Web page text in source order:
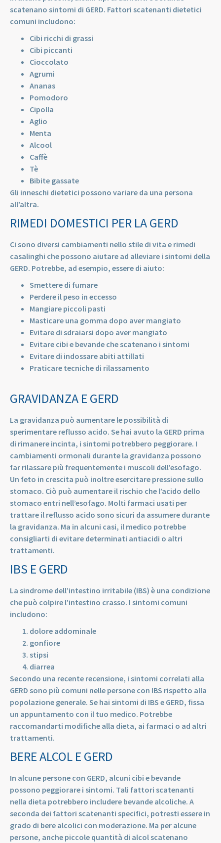
scatenano sintomi di GERD. Fattori scatenanti dietetici
comuni includono:
Cibi ricchi di grassi
Cibi piccanti
Cioccolato
Agrumi
Ananas
Pomodoro
Cipolla
Aglio
Menta
Alcool
Caffè
Tè
Bibite gassate
Gli inneschi dietetici possono variare da una persona
all’altra.
RIMEDI DOMESTICI PER LA GERD
Ci sono diversi cambiamenti nello stile di vita e rimedi
casalinghi che possono aiutare ad alleviare i sintomi della
GERD. Potrebbe, ad esempio, essere di aiuto:
Smettere di fumare
Perdere il peso in eccesso
Mangiare piccoli pasti
Masticare una gomma dopo aver mangiato
Evitare di sdraiarsi dopo aver mangiato
Evitare cibi e bevande che scatenano i sintomi
Evitare di indossare abiti attillati
Praticare tecniche di rilassamento
GRAVIDANZA E GERD
La gravidanza può aumentare le possibilità di
sperimentare reflusso acido. Se hai avuto la GERD prima
di rimanere incinta, i sintomi potrebbero peggiorare. I
cambiamenti ormonali durante la gravidanza possono
far rilassare più frequentemente i muscoli dell’esofago.
Un feto in crescita può inoltre esercitare pressione sullo
stomaco. Ciò può aumentare il rischio che l’acido dello
stomaco entri nell’esofago. Molti farmaci usati per
trattare il reflusso acido sono sicuri da assumere durante
la gravidanza. Ma in alcuni casi, il medico potrebbe
consigliarti di evitare determinati antiacidi o altri
trattamenti.
IBS E GERD
La sindrome dell’intestino irritabile (IBS) è una condizione
che può colpire l’intestino crasso. I sintomi comuni
includono:
dolore addominale
gonfiore
stipsi
diarrea
Secondo una recente recensione, i sintomi correlati alla
GERD sono più comuni nelle persone con IBS rispetto alla
popolazione generale. Se hai sintomi di IBS e GERD, fissa
un appuntamento con il tuo medico. Potrebbe
raccomandarti modifiche alla dieta, ai farmaci o ad altri
trattamenti.
BERE ALCOL E GERD
In alcune persone con GERD, alcuni cibi e bevande
possono peggiorare i sintomi. Tali fattori scatenanti
nella dieta potrebbero includere bevande alcoliche. A
seconda dei fattori scatenanti specifici, potresti essere in
grado di bere alcolici con moderazione. Ma per alcune
persone, anche piccole quantità di alcol scatenano